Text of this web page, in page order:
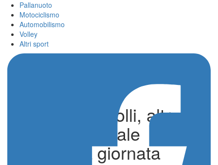
Pallanuoto
Motociclismo
Automobilismo
Volley
Altri sport
Nuoto Settecolli, altro
record mondiale
nell’ultima giornata